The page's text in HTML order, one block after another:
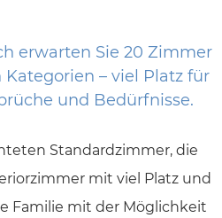
erwarten Sie 20 Zimmer
– viel Platz für
und Bedürfnisse.
Standardzimmer, die
mit viel Platz und
Familie mit der Möglichkeit